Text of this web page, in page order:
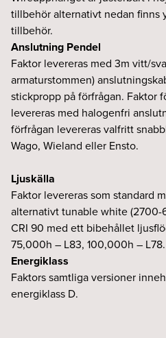
tillbehör alternativt nedan finns
tillbehör.
Anslutning Pendel
Faktor levereras med 3m vitt/
armaturstommen)
stickpropp på förfrågan. Faktor
levereras med halogenfri
förfrågan levereras valfritt
Wago, Wieland eller Ensto.
Ljuskälla
Faktor levereras som standard
alternativt tunable white (2700-
CRI 90 med ett bibehållet
75,000h – L83, 100,000h – L78.
Energiklass
Faktors samtliga versioner
energiklass D.